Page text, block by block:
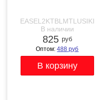
EASEL2KTBLMTLUSIKI
В наличии
825 руб
Оптом:488 руб